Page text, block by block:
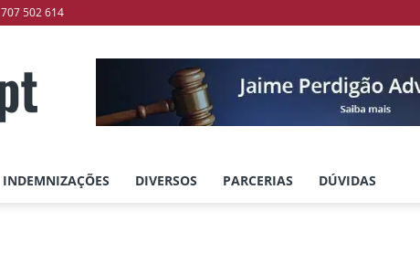
707 502 614
INDEMNIZAÇÕES DIVERSOS PARCERIAS DÚVIDAS